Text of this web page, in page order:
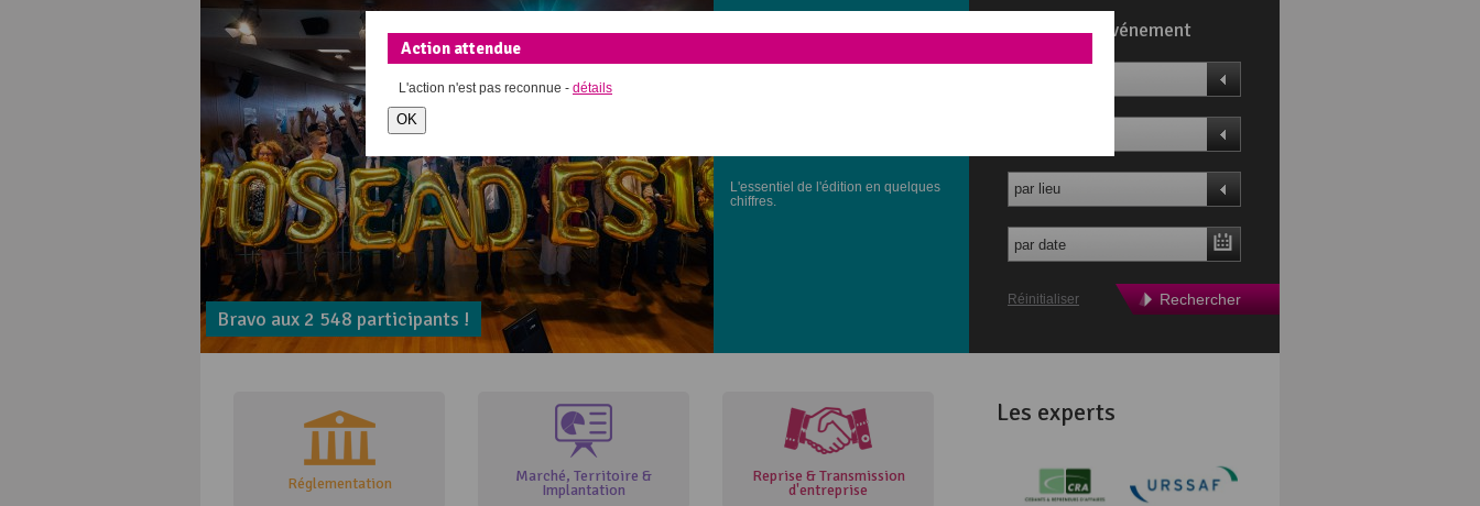
Bravo aux 2 548 participants !
L'essentiel de l'édition en quelques
chiffres.
Réglementation Marché, Territoire &
Implantation
Reprise & Transmission
d'entreprise
Trouvez un événement
par lieu
Rechercher
Réinitialiser
Les experts
Action attendue
L'action n'est pas reconnue - détails
OK